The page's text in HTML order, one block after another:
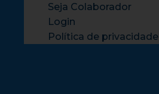
Seja Colaborador
Login
Política de privacidade